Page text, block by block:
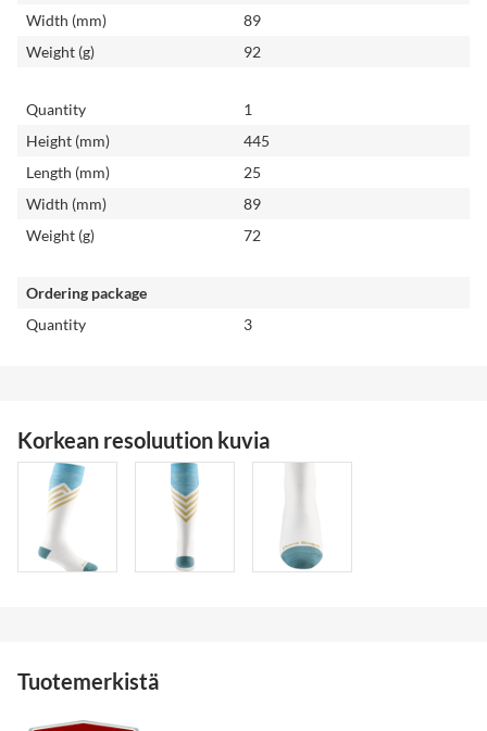
Width (mm)
89
Weight (g)
92
Quantity
1
Height (mm)
445
Length (mm)
25
Width (mm)
89
Weight (g)
72
Ordering package
Quantity
3
Korkean resoluution kuvia
Tuotemerkistä